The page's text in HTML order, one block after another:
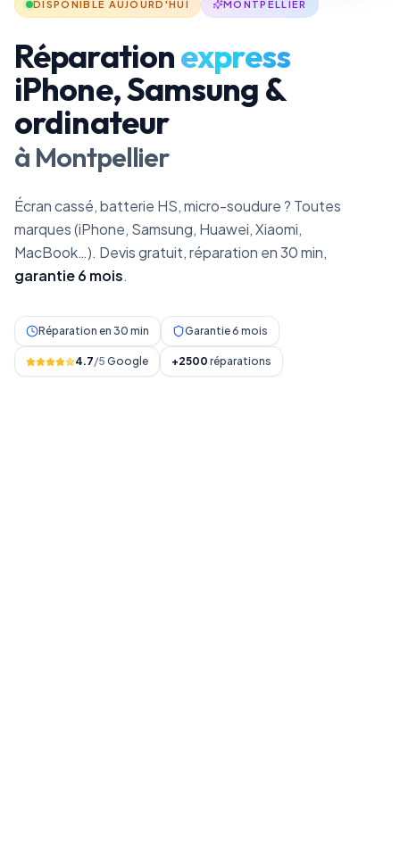
DISPONIBLE AUJOURD'HUI MONTPELLIER
Réparationexpress
iPhone, Samsung &
ordinateur
à Montpellier
Écran cassé, batterie HS, micro-soudure ? Toutes
marques (iPhone, Samsung, Huawei, Xiaomi,
MacBook…). Devis gratuit, réparation en 30 min,
garantie 6 mois.
Réparation en 30 min Garantie 6 mois
4.7/5 Google +2500 réparations